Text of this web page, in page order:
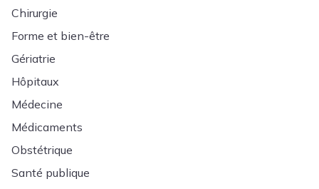
Chirurgie
Forme et bien-être
Gériatrie
Hôpitaux
Médecine
Médicaments
Obstétrique
Santé publique